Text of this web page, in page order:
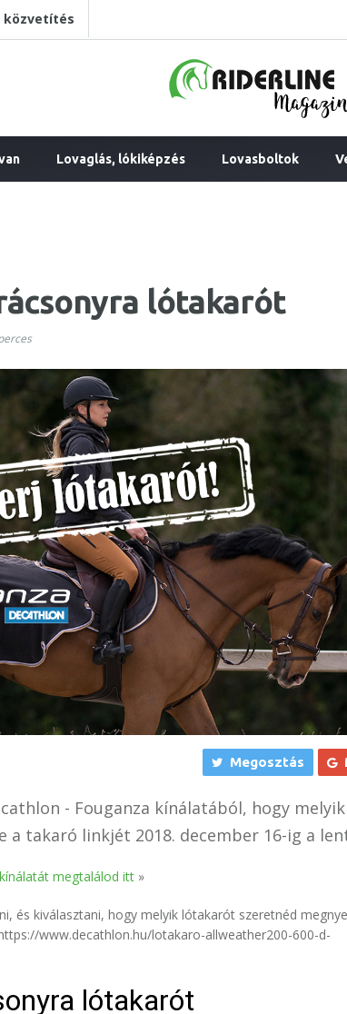
közvetítés
Lovaglás, lókiképzés Lovasboltok
lótakarót
Megosztás
- Fouganza kínálatából, hogy
a takaró linkjét 2018. december 16-ig a
megtalálod itt »
és kiválasztani, hogy melyik lótakarót szeretnéd
www.decathlon.hu/lotakaro-allweather200-600-d-